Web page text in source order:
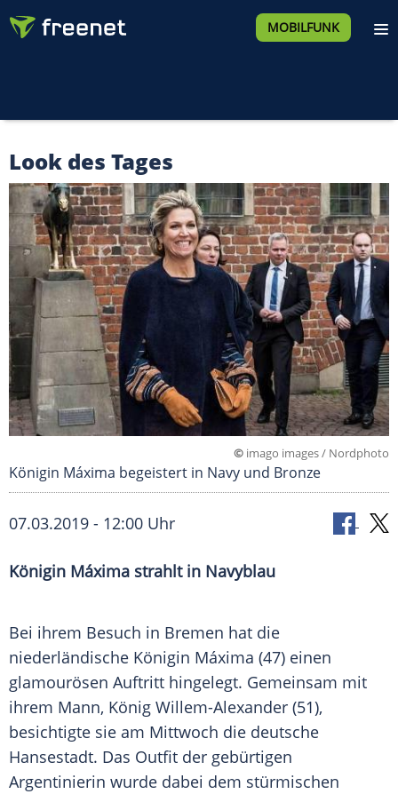
MOBILFUNK
Look des Tages
© imago images / Nordphoto
Königin Máxima begeistert in Navy und Bronze
07.03.2019 - 12:00 Uhr
Königin Máxima strahlt in Navyblau
Bei ihrem Besuch in Bremen hat die
niederländische Königin Máxima (47) einen
glamourösen Auftritt hingelegt. Gemeinsam mit
ihrem Mann, König Willem-Alexander (51),
besichtigte sie am Mittwoch die deutsche
Hansestadt. Das Outfit der gebürtigen
Argentinierin wurde dabei dem stürmischen